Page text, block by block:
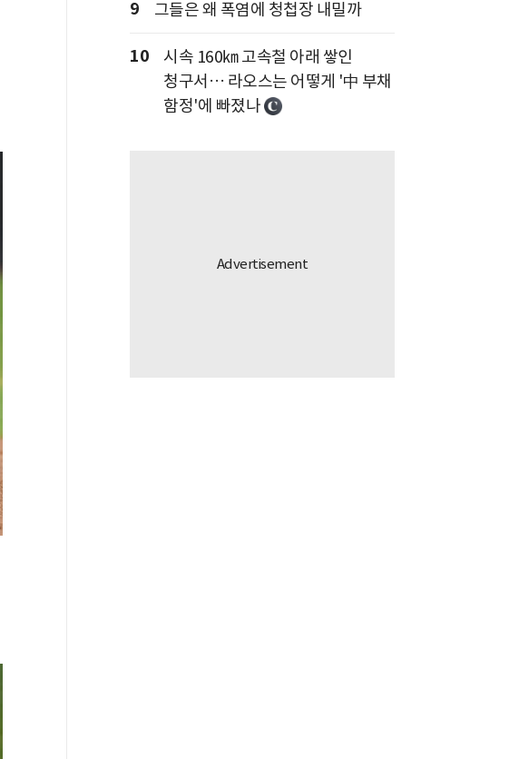
9 그들은 왜 폭염에 청첩장 내밀까
10
시속 160㎞ 고속철 아래 쌓인
청구서… 라오스는 어떻게 '中 부채
함정'에 빠졌나